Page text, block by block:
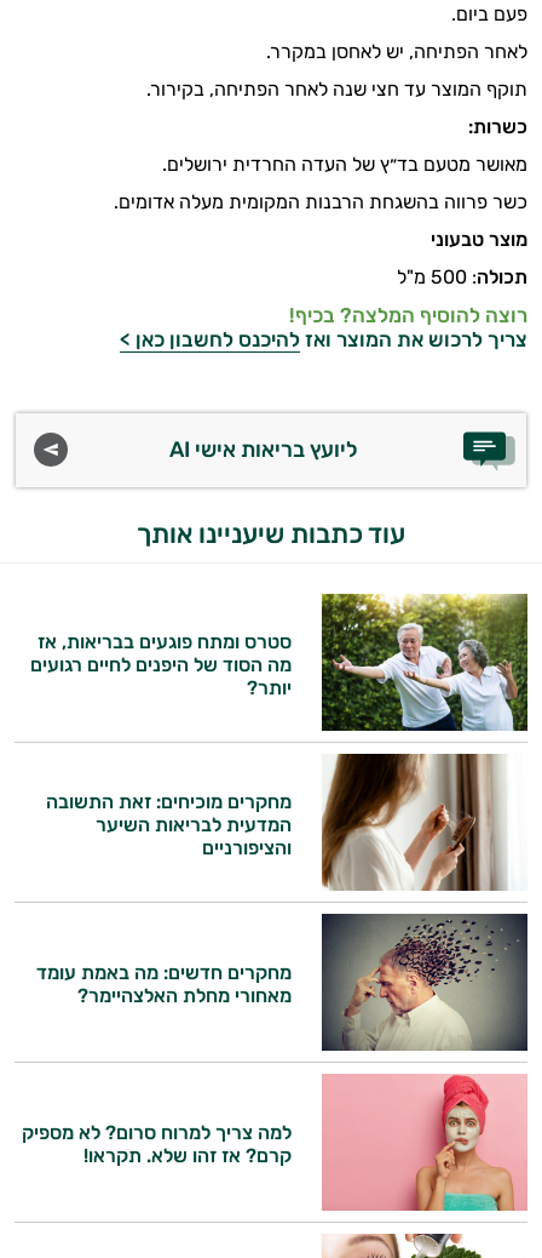
פעם ביום.
לאחר הפתיחה, יש לאחסן במקרר.
תוקף המוצר עד חצי שנה לאחר הפתיחה, בקירור.
כשרות:
מאושר מטעם בד״ץ של העדה החרדית ירושלים.
כשר פרווה בהשגחת הרבנות המקומית מעלה אדומים.
מוצר טבעוני
תכולה: 500 מ"ל
רוצה להוסיף המלצה? בכיף!
צריך לרכוש את המוצר ואז להיכנס לחשבון כאן >
ליועץ בריאות אישי AI
עוד כתבות שיעניינו אותך
סטרס ומתח פוגעים בבריאות, אז
מה הסוד של היפנים לחיים רגועים
יותר?
מחקרים מוכיחים: זאת התשובה
המדעית לבריאות השיער
והציפורניים
מחקרים חדשים: מה באמת עומד
מאחורי מחלת האלצהיימר?
למה צריך למרוח סרום? לא מספיק
קרם? אז זהו שלא. תקראו!